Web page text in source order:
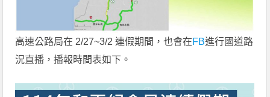
高速公路局在 2/27~3/2 連假期間，也會在FB進行國道路
況直播，播報時間表如下。